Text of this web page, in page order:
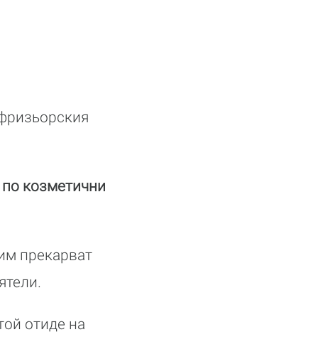
козметични
прекарват
отиде на